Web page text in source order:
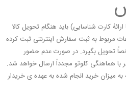
ارائۀ کارت شناسایی) باید هنگام تحویل کالا
مربوط به ثبت سفارش اینترنتی ثبت کرده
تحویل بگیرد. در صورت عدم حضور
با هماهنگی کلوتو مجدداً ارسال خواهد شد.
میزان خرید انجام شده به عهده ی خریدار